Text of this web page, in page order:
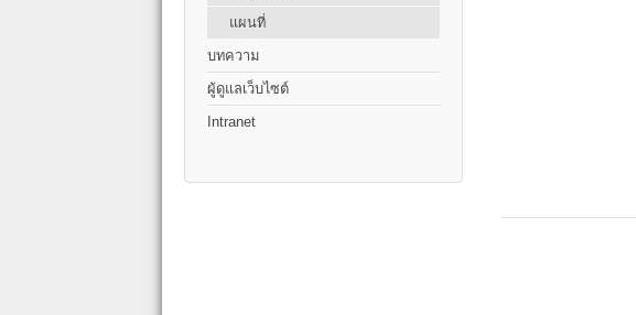
แผนที่
บทความ
ผู้ดูแลเว็บไซต์
Intranet